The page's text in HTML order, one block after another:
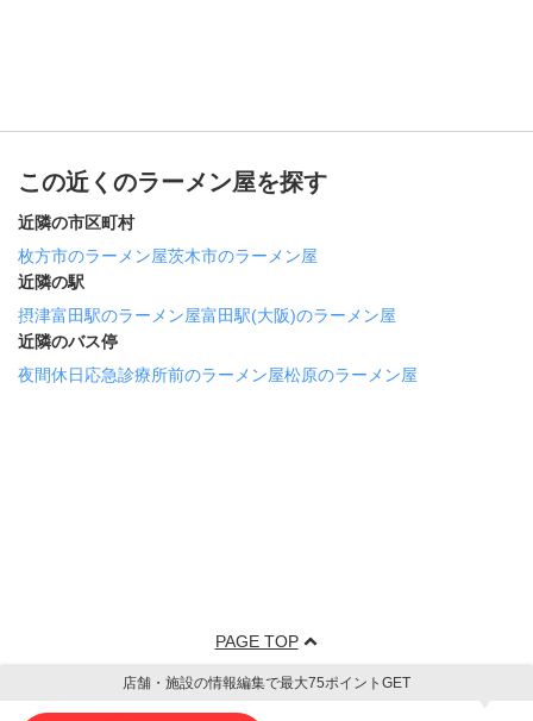
この近くのラーメン屋を探す
近隣の市区町村
枚方市のラーメン屋茨木市のラーメン屋
近隣の駅
摂津富田駅のラーメン屋富田駅(大阪)のラーメン屋
近隣のバス停
夜間休日応急診療所前のラーメン屋松原のラーメン屋
PAGE TOP
店舗・施設の情報編集で最大75ポイントGET